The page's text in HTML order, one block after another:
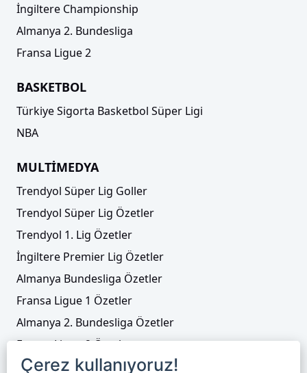
İngiltere Championship
Almanya 2. Bundesliga
Fransa Ligue 2
BASKETBOL
Türkiye Sigorta Basketbol Süper Ligi
NBA
MULTİMEDYA
Trendyol Süper Lig Goller
Trendyol Süper Lig Özetler
Trendyol 1. Lig Özetler
İngiltere Premier Lig Özetler
Almanya Bundesliga Özetler
Fransa Ligue 1 Özetler
Almanya 2. Bundesliga Özetler
Fransa Ligue 2 Özetler
Tenis
Çerez kullanıyoruz!